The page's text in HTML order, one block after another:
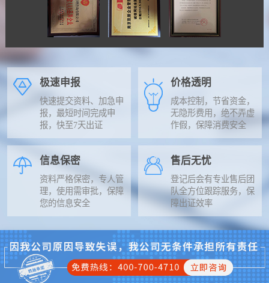
极速申报
快速提交资料、加急申
报，最短时间完成申
报，快至7天出证
价格透明
成本控制，节省资金，
无隐形费用，绝不弄虚
作假，保障消费安全
信息保密
资料严格保密，专人管
理，使用需审批，保障
您的信息安全
售后无忧
登记后会有专业售后团
队全方位跟踪服务，保
障出证效率